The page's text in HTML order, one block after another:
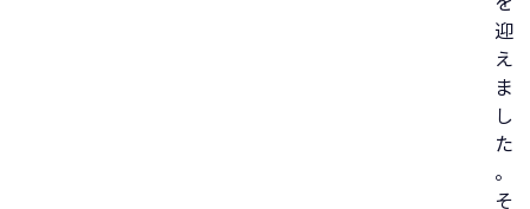
迎
え
ま
し
た
。
そ